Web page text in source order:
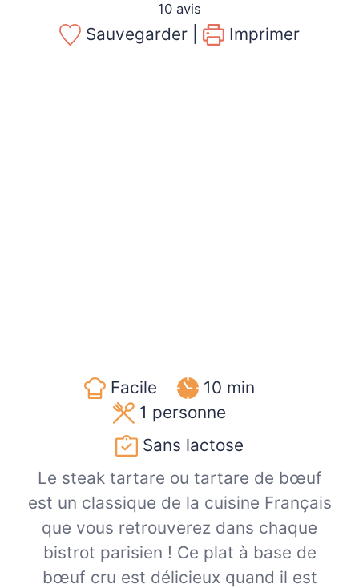
10 avis
Sauvegarder | Imprimer
Facile
10 min
1 personne
Sans lactose
Le steak tartare ou tartare de bœuf
est un classique de la cuisine Français
que vous retrouverez dans chaque
bistrot parisien ! Ce plat à base de
bœuf cru est délicieux quand il est